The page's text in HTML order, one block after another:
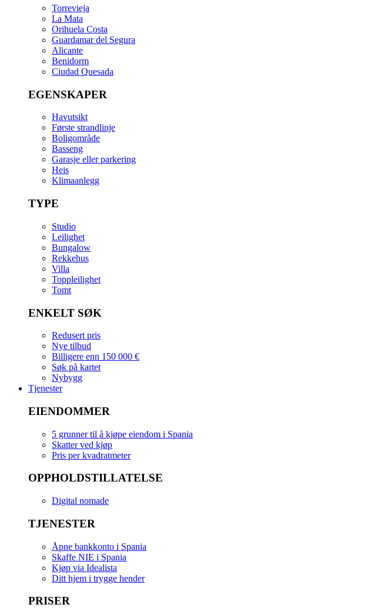
Torrevieja
La Mata
Orihuela Costa
Guardamar del Segura
Alicante
Benidorm
Ciudad Quesada
EGENSKAPER
Havutsikt
Første strandlinje
Boligområde
Basseng
Garasje eller parkering
Heis
Klimaanlegg
TYPE
Studio
Leilighet
Bungalow
Rekkehus
Villa
Toppleilighet
Tomt
ENKELT SØK
Redusert pris
Nye tilbud
Billigere enn 150 000 €
Søk på kartet
Nybygg
Tjenester
EIENDOMMER
5 grunner til å kjøpe eiendom i Spania
Skatter ved kjøp
Pris per kvadratmeter
OPPHOLDSTILLATELSE
Digital nomade
TJENESTER
Åpne bankkonto i Spania
Skaffe NIE i Spania
Kjøp via Idealista
Ditt hjem i trygge hender
PRISER